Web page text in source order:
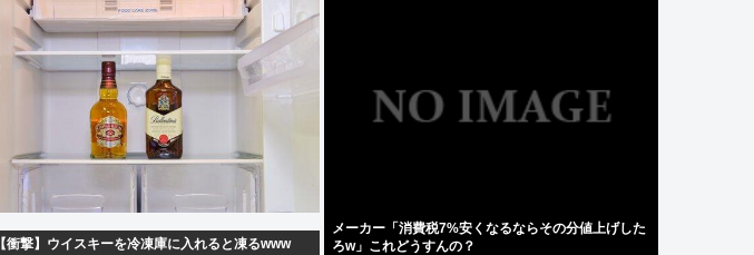
【衝撃】ウイスキーを冷凍庫に入れると凍るwww
メーカー「消費税7%安くなるならその分値上げした
ろw」これどうすんの？